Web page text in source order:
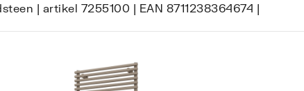
| artikel 7255100 | EAN 8711238364674 |